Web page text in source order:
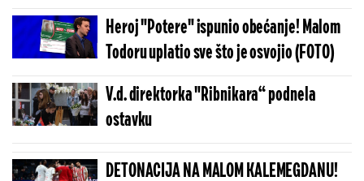
napravili mali etno raj!
Heroj "Potere" ispunio obećanje! Malom
Todoru uplatio sve što je osvojio (FOTO)
V.d. direktorka "Ribnikara“ podnela
ostavku
DETONACIJA NA MALOM KALEMEGDANU!